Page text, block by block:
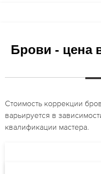
Брови - цена
Стоимость коррекции
варьируется в
квалификации мастера.